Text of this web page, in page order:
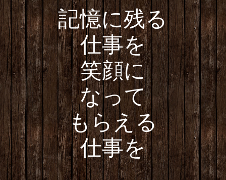
記憶に残る
仕事を
笑顔に
なって
もらえる
仕事を